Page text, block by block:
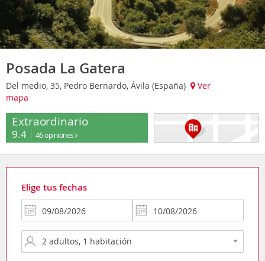
Posada La Gatera
Del medio, 35, Pedro Bernardo, Ávila (España)
Ver
mapa
Extraordinario
9.4 46 opiniones
Elige tus fechas